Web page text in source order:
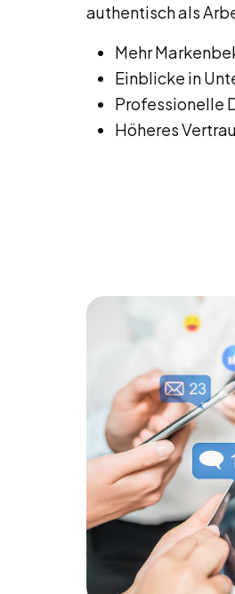
authentisch als
Mehr
Einblicke in
Professionelle
Höheres